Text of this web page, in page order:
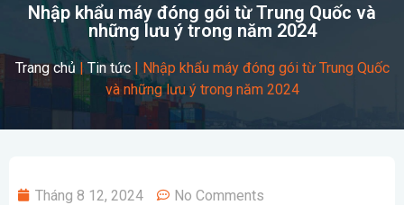
Nhập khẩu máy đóng gói từ Trung Quốc và
những lưu ý trong năm 2024
Trang chủ | Tin tức| Nhập khẩu máy đóng gói từ Trung Quốc
và những lưu ý trong năm 2024
Tháng 8 12, 2024 No Comments